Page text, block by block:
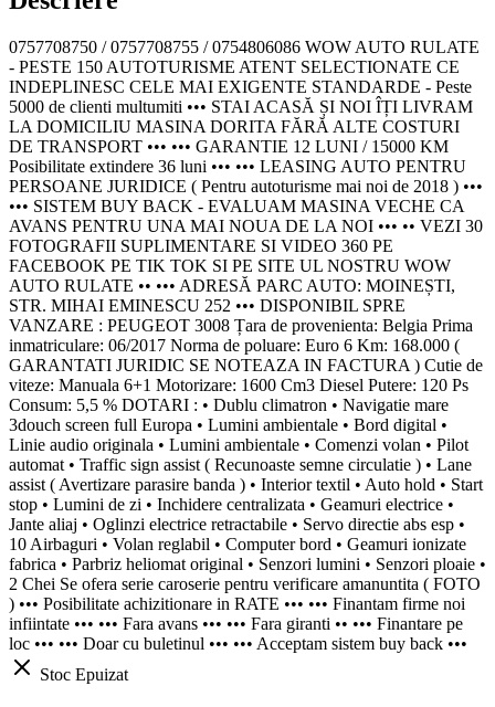
0757708750 / 0757708755 / 0754806086 WOW AUTO RULATE
- PESTE 150 AUTOTURISME ATENT SELECTIONATE CE
INDEPLINESC CELE MAI EXIGENTE STANDARDE - Peste
5000 de clienti multumiti ••• STAI ACASĂ ȘI NOI ÎȚI LIVRAM
LA DOMICILIU MASINA DORITA FĂRĂ ALTE COSTURI
DE TRANSPORT ••• ••• GARANTIE 12 LUNI / 15000 KM
Posibilitate extindere 36 luni ••• ••• LEASING AUTO PENTRU
PERSOANE JURIDICE ( Pentru autoturisme mai noi de 2018 ) •••
••• SISTEM BUY BACK - EVALUAM MASINA VECHE CA
AVANS PENTRU UNA MAI NOUA DE LA NOI ••• •• VEZI 30
FOTOGRAFII SUPLIMENTARE SI VIDEO 360 PE
FACEBOOK PE TIK TOK SI PE SITE UL NOSTRU WOW
AUTO RULATE •• ••• ADRESĂ PARC AUTO: MOINEȘTI,
STR. MIHAI EMINESCU 252 ••• DISPONIBIL SPRE
VANZARE : PEUGEOT 3008 Țara de provenienta: Belgia Prima
inmatriculare: 06/2017 Norma de poluare: Euro 6 Km: 168.000 (
GARANTATI JURIDIC SE NOTEAZA IN FACTURA ) Cutie de
viteze: Manuala 6+1 Motorizare: 1600 Cm3 Diesel Putere: 120 Ps
Consum: 5,5 % DOTARI : • Dublu climatron • Navigatie mare
3douch screen full Europa • Lumini ambientale • Bord digital •
Linie audio originala • Lumini ambientale • Comenzi volan • Pilot
automat • Traffic sign assist ( Recunoaste semne circulatie ) • Lane
assist ( Avertizare parasire banda ) • Interior textil • Auto hold • Start
stop • Lumini de zi • Inchidere centralizata • Geamuri electrice •
Jante aliaj • Oglinzi electrice retractabile • Servo directie abs esp •
10 Airbaguri • Volan reglabil • Computer bord • Geamuri ionizate
fabrica • Parbriz heliomat original • Senzori lumini • Senzori ploaie •
2 Chei Se ofera serie caroserie pentru verificare amanuntita ( FOTO
) ••• Posibilitate achizitionare in RATE ••• ••• Finantam firme noi
infiintate ••• ••• Fara avans ••• ••• Fara giranti •• ••• Finantare pe
loc ••• ••• Doar cu buletinul ••• ••• Acceptam sistem buy back •••
Stoc Epuizat